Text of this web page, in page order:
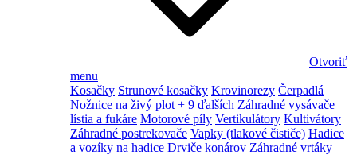
Otvoriť
menu
Kosačky Strunové kosačky Krovinorezy Čerpadlá
Nožnice na živý plot + 9 ďalších Záhradné vysávače
lístia a fukáre Motorové píly Vertikulátory Kultivátory
Záhradné postrekovače Vapky (tlakové čističe) Hadice
a vozíky na hadice Drviče konárov Záhradné vrtáky